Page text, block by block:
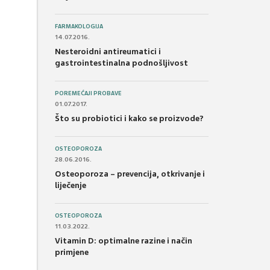
FARMAKOLOGIJA
14.07.2016.
Nesteroidni antireumatici i
gastrointestinalna podnošljivost
POREMEĆAJI PROBAVE
01.07.2017.
Što su probiotici i kako se proizvode?
OSTEOPOROZA
28.06.2016.
Osteoporoza – prevencija, otkrivanje i
liječenje
OSTEOPOROZA
11.03.2022.
Vitamin D: optimalne razine i način
primjene